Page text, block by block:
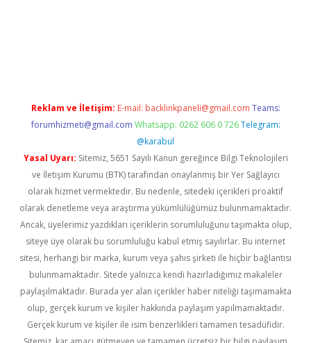
Reklam ve İletişim: E-mail: backlinkpaneli@gmail.com Teams:
forumhizmeti@gmail.com Whatsapp: 0262 606 0 726 Telegram:
@karabul
Yasal Uyarı: Sitemiz, 5651 Sayılı Kanun gereğince Bilgi Teknolojileri
ve İletişim Kurumu (BTK) tarafından onaylanmış bir Yer Sağlayıcı
olarak hizmet vermektedir. Bu nedenle, sitedeki içerikleri proaktif
olarak denetleme veya araştırma yükümlülüğümüz bulunmamaktadır.
Ancak, üyelerimiz yazdıkları içeriklerin sorumluluğunu taşımakta olup,
siteye üye olarak bu sorumluluğu kabul etmiş sayılırlar. Bu internet
sitesi, herhangi bir marka, kurum veya şahıs şirketi ile hiçbir bağlantısı
bulunmamaktadır. Sitede yalnızca kendi hazırladığımız makaleler
paylaşılmaktadır. Burada yer alan içerikler haber niteliği taşımamakta
olup, gerçek kurum ve kişiler hakkında paylaşım yapılmamaktadır.
Gerçek kurum ve kişiler ile isim benzerlikleri tamamen tesadüfidir.